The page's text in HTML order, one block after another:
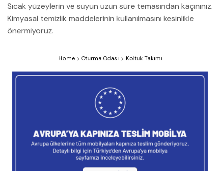
Sıcak yüzeylerin ve suyun uzun süre temasından kaçınınız.
Kimyasal temizlik maddelerinin kullanılmasını kesinlikle
önermiyoruz.
Home Oturma Odası Koltuk Takımı